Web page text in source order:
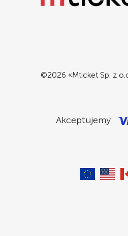
©2026 «Mticket Sp. z
Akceptujemy: